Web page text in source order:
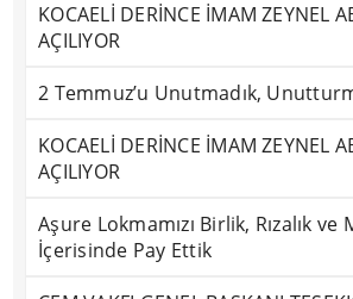
KOCAELİ DERİNCE İMAM ZEYNEL
AÇILIYOR
2 Temmuz’u Unutmadık,
KOCAELİ DERİNCE İMAM ZEYNEL
AÇILIYOR
Aşure Lokmamızı Birlik, Rızalık
İçerisinde Pay Ettik